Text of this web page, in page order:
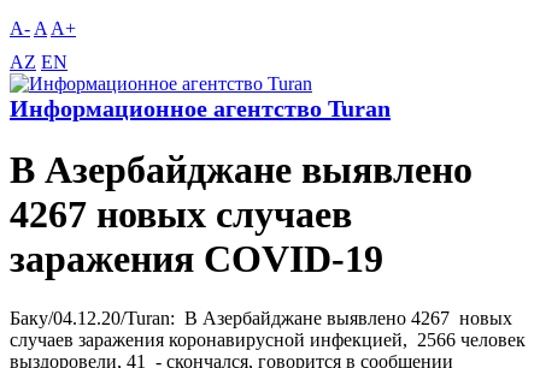
A- A A+
AZ EN
Информационное агентство Turan
В Азербайджане выявлено
4267 новых случаев
заражения COVID-19
Баку/04.12.20/Turan: В Азербайджане выявлено 4267 новых
случаев заражения коронавирусной инфекцией, 2566 человек
выздоровели, 41 - скончался, говорится в сообщении